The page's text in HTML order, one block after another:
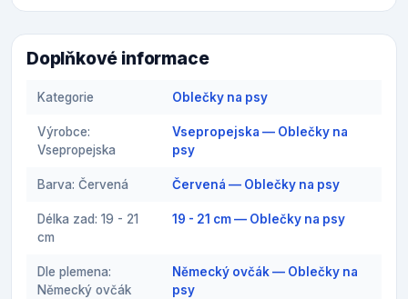
Doplňkové informace
Kategorie Oblečky na psy
Výrobce:
Vsepropejska
Vsepropejska — Oblečky na
psy
Barva: Červená Červená — Oblečky na psy
Délka zad: 19 - 21
cm
19 - 21 cm — Oblečky na psy
Dle plemena:
Německý ovčák
Německý ovčák — Oblečky na
psy